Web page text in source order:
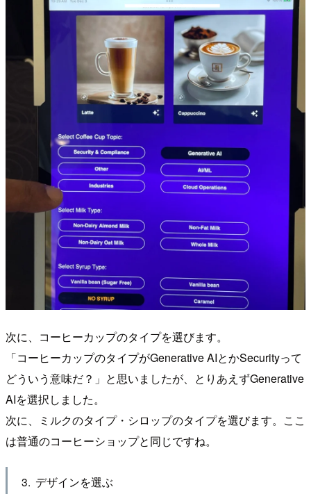
次に、コーヒーカップのタイプを選びます。
「コーヒーカップのタイプがGenerative AIとかSecurityって
どういう意味だ？」と思いましたが、とりあえずGenerative
AIを選択しました。
次に、ミルクのタイプ・シロップのタイプを選びます。ここ
は普通のコーヒーショップと同じですね。
デザインを選ぶ